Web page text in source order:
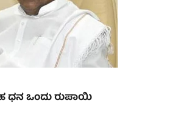
ಧನ ಒಂದು ರುಪಾಯಿ